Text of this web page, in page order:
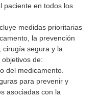
paciente en todos los
medidas prioritarias
la prevención
cirugía segura y la
de:
del medicamento.
para prevenir y
asociadas con la